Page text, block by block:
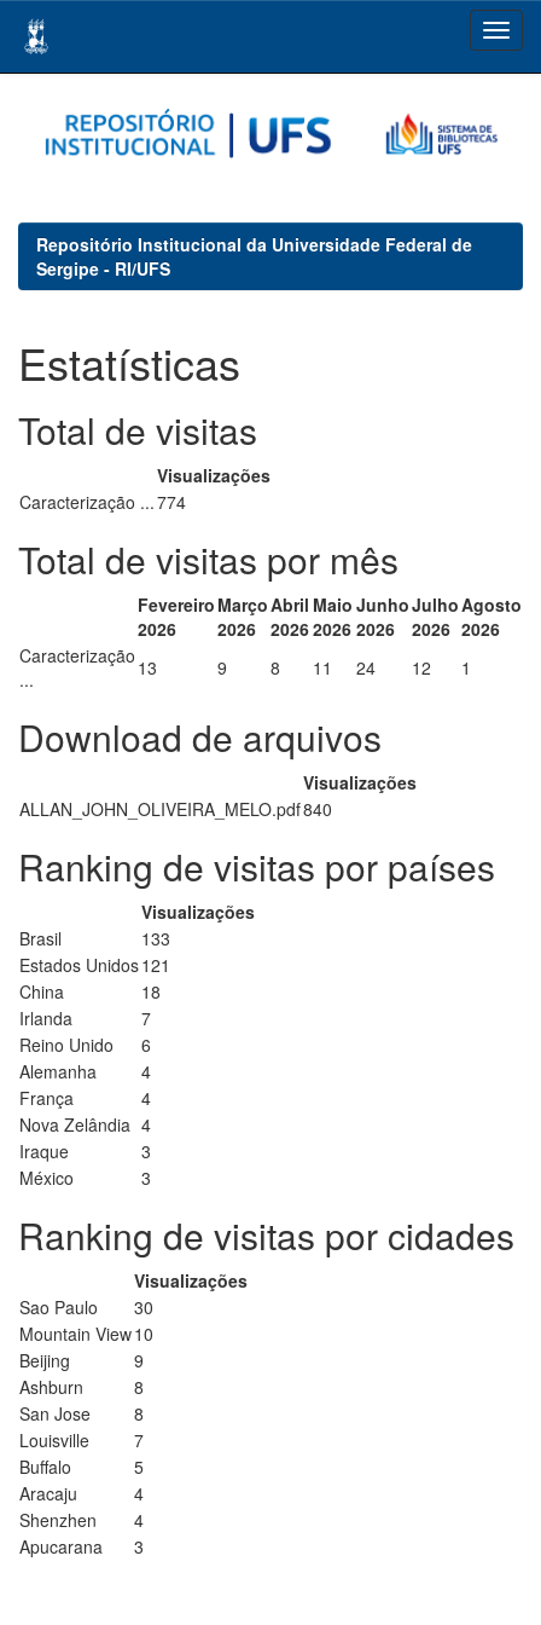
navigation
Repositório Institucional da Universidade Federal de
Sergipe - RI/UFS
Estatísticas
Total de visitas
Visualizações
Caracterização ...774
Total de visitas por mês
Fevereiro
2026
Março
2026
Abril
2026
Maio
2026
Junho
2026
Julho
2026
Agosto
2026
Caracterização
...
13 9 8 11 24 12 1
Download de arquivos
Visualizações
ALLAN_JOHN_OLIVEIRA_MELO.pdf840
Ranking de visitas por países
Visualizações
Brasil
133
Estados Unidos121
China
18
Irlanda
7
Reino Unido
6
Alemanha
4
França
4
Nova Zelândia 4
Iraque
3
México
3
Ranking de visitas por cidades
Visualizações
Sao Paulo
30
Mountain View10
Beijing
9
Ashburn
8
San Jose
8
Louisville
7
Buffalo
5
Aracaju
4
Shenzhen
4
Apucarana
3